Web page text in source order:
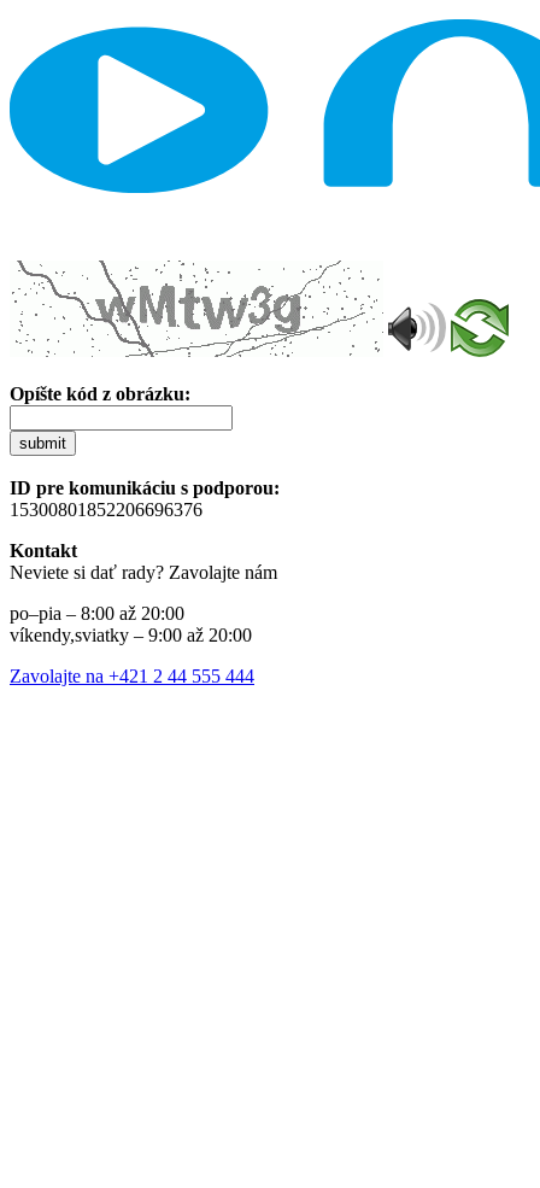
Opíšte kód z obrázku:
submit
ID pre komunikáciu s podporou:
15300801852206696376
Kontakt
Neviete si dať rady? Zavolajte nám
po–pia – 8:00 až 20:00
víkendy,sviatky – 9:00 až 20:00
Zavolajte na +421 2 44 555 444